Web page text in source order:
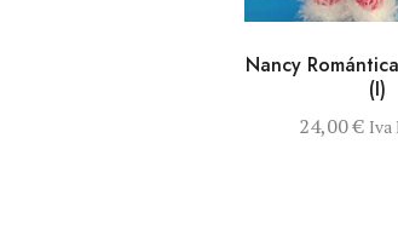
Nancy
(I)
24,00€ Iva